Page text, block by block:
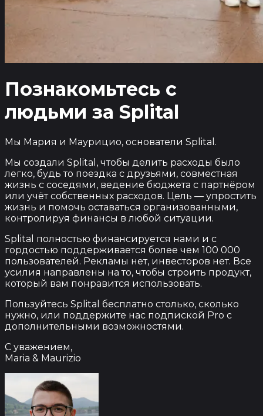
Познакомьтесь с
людьми за Splital
Мы Мария и Маурицио, основатели Splital.
Мы создали Splital, чтобы делить расходы было
легко, будь то поездка с друзьями, совместная
жизнь с соседями, ведение бюджета с партнёром
или учёт собственных расходов. Цель — упростить
жизнь и помочь оставаться организованными,
контролируя финансы в любой ситуации.
Splital полностью финансируется нами и с
гордостью поддерживается более чем 100 000
пользователей. Рекламы нет, инвесторов нет. Все
усилия направлены на то, чтобы строить продукт,
который вам понравится использовать.
Пользуйтесь Splital бесплатно столько, сколько
нужно, или поддержите нас подпиской Pro с
дополнительными возможностями.
С уважением,
Maria & Maurizio